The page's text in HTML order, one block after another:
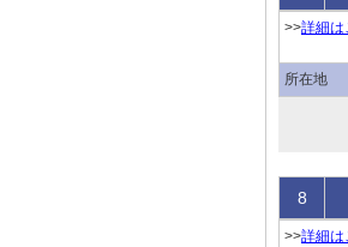
>>詳細は
所在地
8
>>詳細は